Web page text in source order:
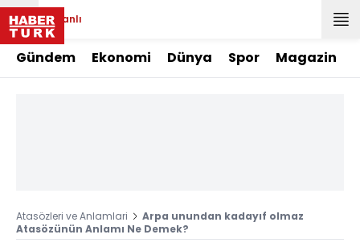
Canlı
Gündem Ekonomi Dünya Spor Magazin
Atasözleri ve Anlamlari
Arpa unundan kadayıf olmaz
Atasözünün Anlamı Ne Demek?